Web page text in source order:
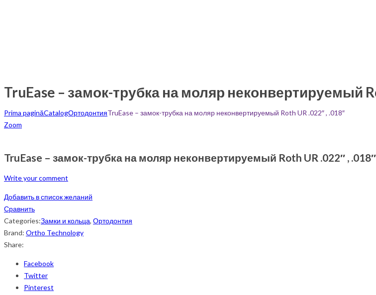
TruEase – замок-трубка на моляр неконвертируемый
Prima paginăCatalogОртодонтияTruEase – замок-трубка на моляр неконвертируемый Roth UR .022″ , .018″
Zoom
TruEase – замок-трубка на моляр неконвертируемый Roth UR .022″ , .018″
Write your comment
Добавить в список желаний
Сравнить
Categories:Замки и кольца, Ортодонтия
Brand: Ortho Technology
Share:
Facebook
Twitter
Pinterest